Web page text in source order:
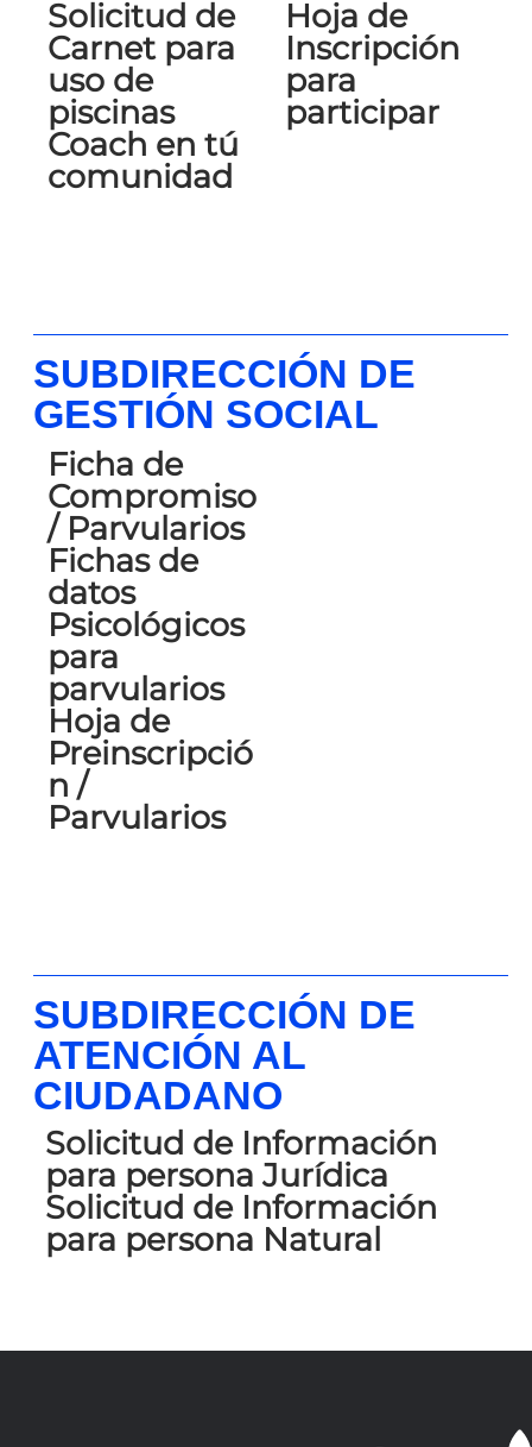
Solicitud de
Carnet para
uso de
piscinas
Coach en tú
comunidad
Hoja de
Inscripción
para
participar
SUBDIRECCIÓN DE
GESTIÓN SOCIAL
Ficha de
Compromiso
/ Parvularios
Fichas de
datos
Psicológicos
para
parvularios
Hoja de
Preinscripció
n /
Parvularios
SUBDIRECCIÓN DE
ATENCIÓN AL
CIUDADANO
Solicitud de Información
para persona Jurídica
Solicitud de Información
para persona Natural